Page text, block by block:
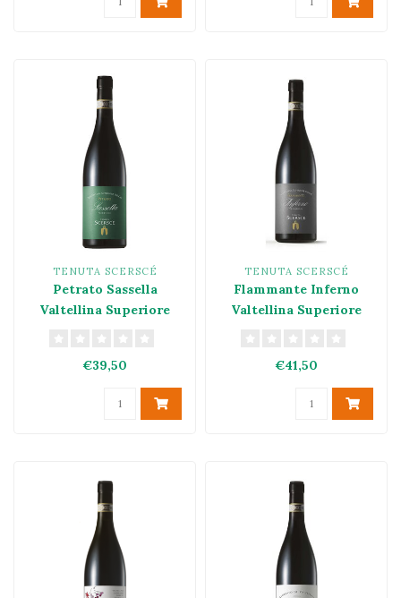
TENUTA SCERSCÉ
Petrato Sassella
Valtellina Superiore
€39,50
TENUTA SCERSCÉ
Flammante Inferno
Valtellina Superiore
€41,50